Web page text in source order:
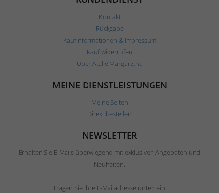
Kontakt
Rückgabe
Kaufinformationen & Impressum
Kauf widerrufen
Über Ateljé Margaretha
MEINE DIENSTLEISTUNGEN
Meine Seiten
Direkt bestellen
NEWSLETTER
Erhalten Sie E-Mails überwiegend mit exklusiven Angeboten und
Neuheiten.
Tragen Sie Ihre E-Mailadresse unten ein.